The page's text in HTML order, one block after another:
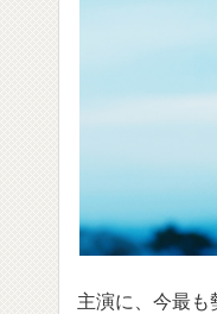
主演に、今最も